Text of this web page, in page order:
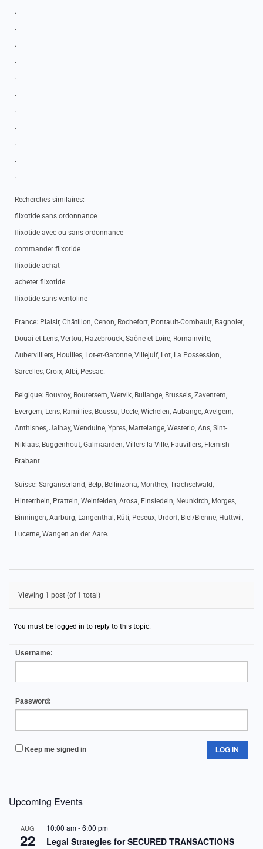
.
.
.
.
.
.
.
.
.
.
.
Recherches similaires:
flixotide sans ordonnance
flixotide avec ou sans ordonnance
commander flixotide
flixotide achat
acheter flixotide
flixotide sans ventoline
France: Plaisir, Châtillon, Cenon, Rochefort, Pontault-Combault, Bagnolet,
Douai et Lens, Vertou, Hazebrouck, Saône-et-Loire, Romainville,
Aubervilliers, Houilles, Lot-et-Garonne, Villejuif, Lot, La Possession,
Sarcelles, Croix, Albi, Pessac.
Belgique: Rouvroy, Boutersem, Wervik, Bullange, Brussels, Zaventem,
Evergem, Lens, Ramillies, Boussu, Uccle, Wichelen, Aubange, Avelgem,
Anthisnes, Jalhay, Wenduine, Ypres, Martelange, Westerlo, Ans, Sint-
Niklaas, Buggenhout, Galmaarden, Villers-la-Ville, Fauvillers, Flemish
Brabant.
Suisse: Sarganserland, Belp, Bellinzona, Monthey, Trachselwald,
Hinterrhein, Pratteln, Weinfelden, Arosa, Einsiedeln, Neunkirch, Morges,
Binningen, Aarburg, Langenthal, Rüti, Peseux, Urdorf, Biel/Bienne, Huttwil,
Lucerne, Wangen an der Aare.
Viewing 1 post (of 1 total)
You must be logged in to reply to this topic.
Username:
Password:
Keep me signed in LOG IN
Upcoming Events
AUG
22
10:00 am-6:00 pm
Legal Strategies for SECURED TRANSACTIONS